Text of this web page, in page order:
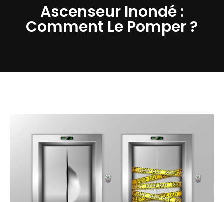
Ascenseur Inondé :
Comment Le Pomper ?